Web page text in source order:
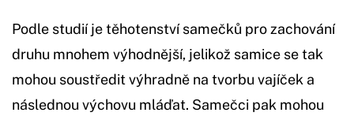
Podle studií je těhotenství samečků pro zachování
druhu mnohem výhodnější, jelikož samice se tak
mohou soustředit výhradně na tvorbu vajíček a
následnou výchovu mláďat. Samečci pak mohou